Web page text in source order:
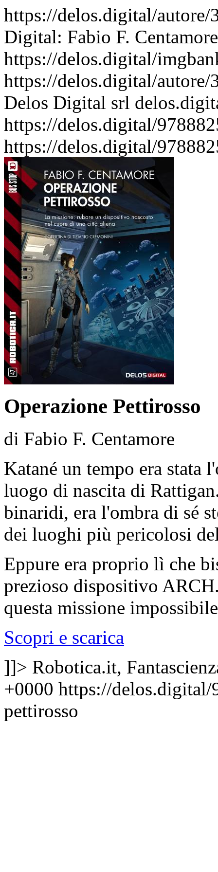
https://delos.digital/
Digital: Fabio F.
https://delos.digital/
https://delos.digital/
Delos Digital srl
https://delos.digital/
https://delos.digital/
Operazione Pettirosso
di Fabio F. Centamore
Katané un tempo era stata
luogo di nascita di
binaridi, era l'ombra di sé
dei luoghi più pericolosi
Eppure era proprio lì che
prezioso dispositivo
questa missione
Scopri e scarica
]]> Robotica.it,
+0000 https://delos.digital/
pettirosso